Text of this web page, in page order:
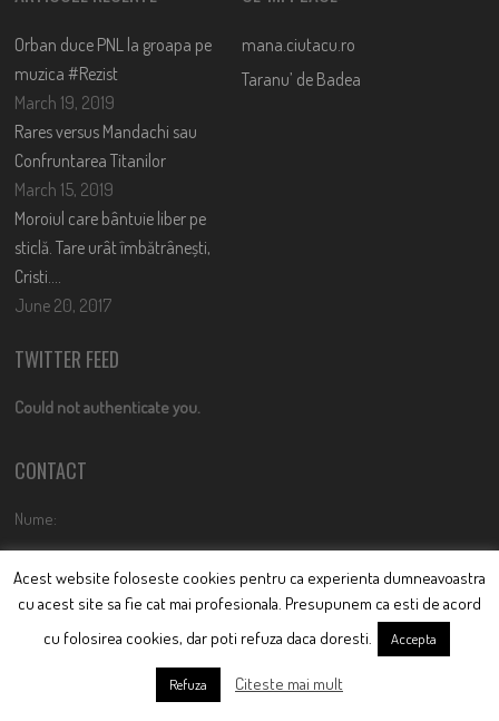
Orban duce PNL la groapa pe
muzica #Rezist
March 19, 2019
Rares versus Mandachi sau
Confruntarea Titanilor
March 15, 2019
Moroiul care bântuie liber pe
sticlă. Tare urât îmbătrânești,
Cristi….
June 20, 2017
mana.ciutacu.ro
Taranu’ de Badea
TWITTER FEED
Could not authenticate you.
CONTACT
Nume:
Email:
Acest website foloseste cookies pentru ca experienta dumneavoastra
cu acest site sa fie cat mai profesionala. Presupunem ca esti de acord
cu folosirea cookies, dar poti refuza daca doresti.
Accepta
Refuza Citeste mai mult